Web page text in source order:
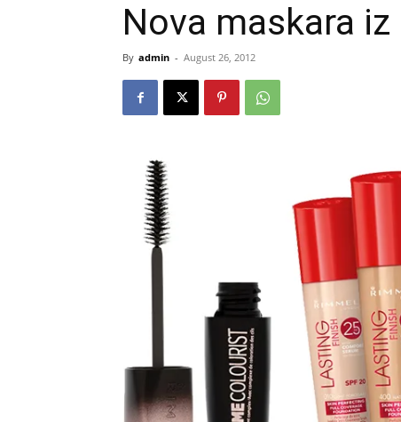
Nova maskara iz
By admin - August 26, 2012